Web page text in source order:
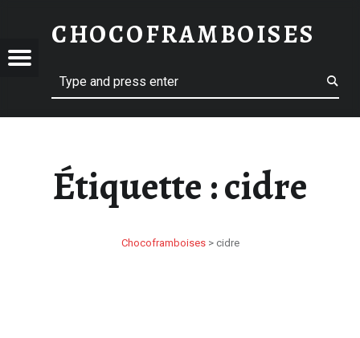
CHOCOFRAMBOISES
Menu
Étiquette :cidre
Chocoframboises> cidre